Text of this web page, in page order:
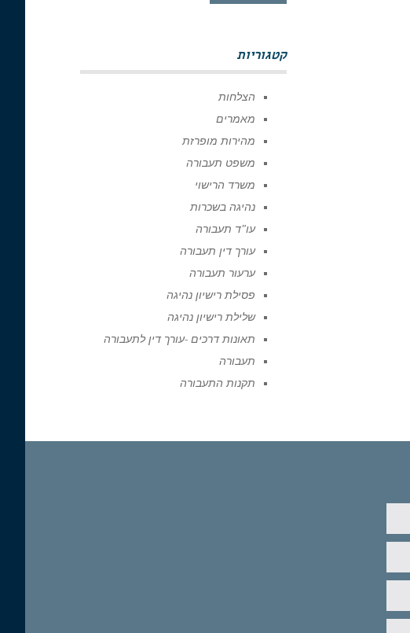
קטגוריות
הצלחות
מאמרים
מהירות מופרזת
משפט תעבורה
משרד הרישוי
נהיגה בשכרות
עו"ד תעבורה
עורך דין תעבורה
ערעור תעבורה
פסילת רישיון נהיגה
שלילת רישיון נהיגה
תאונות דרכים -עורך דין לתעבורה
תעבורה
תקנות התעבורה